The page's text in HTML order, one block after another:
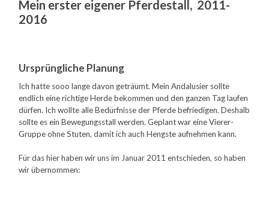
Mein erster eigener Pferdestall, 2011-
2016
Ursprüngliche Planung
Ich hatte sooo lange davon geträumt. Mein Andalusier sollte
endlich eine richtige Herde bekommen und den ganzen Tag laufen
dürfen. Ich wollte alle Bedürfnisse der Pferde befriedigen. Deshalb
sollte es ein Bewegungsstall werden. Geplant war eine Vierer-
Gruppe ohne Stuten, damit ich auch Hengste aufnehmen kann.
Für das hier haben wir uns im Januar 2011 entschieden, so haben
wir übernommen: